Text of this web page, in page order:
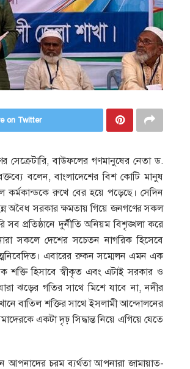
on Twitter
সেক্রেটারি, বাউফলের গণমানুষের নেতা ড.
বলেন, বাংলাদেশের বিশ কোটি মানুষ
কর্মকান্ডকে রুখে বের হয়ে পড়েছে। সেদিন
অবৈধ সরকার ক্ষমতায় গিয়ে জনগণের সকল
প্রতিষ্ঠানে দুর্নীতি অনিয়ম বিশৃঙ্খলা করে
সকলে দেশের সচেতন নাগরিক হিসেবে
এবারের রুকন সম্মেলন এমন এক
শক্তি হিসাবে স্বীকৃত এবং এটাই সরকার ও
ঝড়ের গতির সাথে মিশে যাবে না, নদীর
বাতিল শক্তির সাথে ইসলামী আন্দোলনের
একটা দৃঢ় সিদ্ধান্ত নিয়ে এগিয়ে যেতে
আপনাদের চরম ব্যর্থতা আপনারা জামায়াত-